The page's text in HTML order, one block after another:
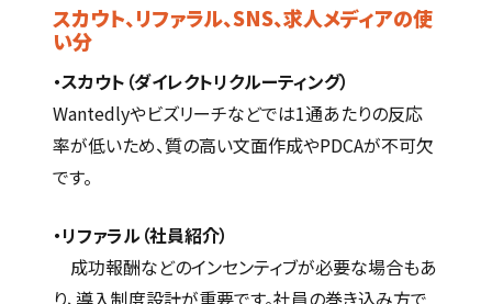
スカウト、リファラル、SNS、求人メディアの使
い分
・スカウト（ダイレクトリクルーティング）
Wantedlyやビズリーチなどでは1通あたりの反応
率が低いため、質の高い文面作成やPDCAが不可欠
です。
・リファラル（社員紹介）
成功報酬などのインセンティブが必要な場合もあ
り、導入制度設計が重要です。社員の巻き込み方で